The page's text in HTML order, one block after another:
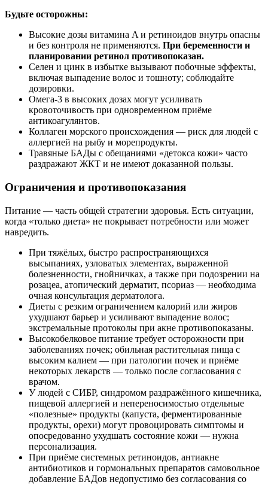
Будьте осторожны:
Высокие дозы витамина A и ретиноидов внутрь опасны
и без контроля не применяются. При беременности и
планировании ретинол противопоказан.
Селен и цинк в избытке вызывают побочные эффекты,
включая выпадение волос и тошноту; соблюдайте
дозировки.
Омега‑3 в высоких дозах могут усиливать
кровоточивость при одновременном приёме
антикоагулянтов.
Коллаген морского происхождения — риск для людей с
аллергией на рыбу и морепродукты.
Травяные БАДы с обещаниями «детокса кожи» часто
раздражают ЖКТ и не имеют доказанной пользы.
Ограничения и противопоказания
Питание — часть общей стратегии здоровья. Есть ситуации,
когда «только диета» не покрывает потребности или может
навредить.
При тяжёлых, быстро распространяющихся
высыпаниях, узловатых элементах, выраженной
болезненности, гнойничках, а также при подозрении на
розацеа, атопический дерматит, псориаз — необходима
очная консультация дерматолога.
Диеты с резким ограничением калорий или жиров
ухудшают барьер и усиливают выпадение волос;
экстремальные протоколы при акне противопоказаны.
Высокобелковое питание требует осторожности при
заболеваниях почек; обильная растительная пища с
высоким калием — при патологии почек и приёме
некоторых лекарств — только после согласования с
врачом.
У людей с СИБР, синдромом раздражённого кишечника,
пищевой аллергией и непереносимостью отдельные
«полезные» продукты (капуста, ферментированные
продукты, орехи) могут провоцировать симптомы и
опосредованно ухудшать состояние кожи — нужна
персонализация.
При приёме системных ретиноидов, антиакне
антибиотиков и гормональных препаратов самовольное
добавление БАДов недопустимо без согласования со